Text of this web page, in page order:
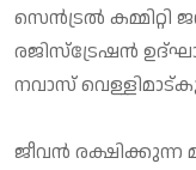
സെന്‍ട്രല്‍
രജിസ്‌ട്രേഷന്‍
നവാസ്
ജീവന്‍ രക്ഷിക്കുന്ന